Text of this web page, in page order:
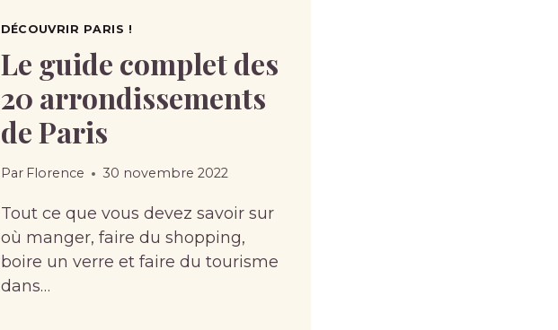
DÉCOUVRIR PARIS !
Le guide complet des
20 arrondissements
de Paris
Par Florence 30 novembre 2022
Tout ce que vous devez savoir sur
où manger, faire du shopping,
boire un verre et faire du tourisme
dans…